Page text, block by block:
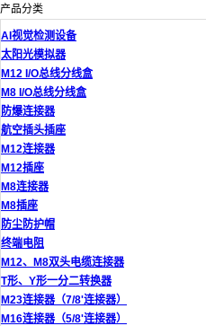
产品分类
AI视觉检测设备
太阳光模拟器
M12 I/O总线分线盒
M8 I/O总线分线盒
防爆连接器
航空插头插座
M12连接器
M12插座
M8连接器
M8插座
防尘防护帽
终端电阻
M12、M8双头电缆连接器
T形、Y形一分二转换器
M23连接器（7/8'连接器）
M16连接器（5/8'连接器）